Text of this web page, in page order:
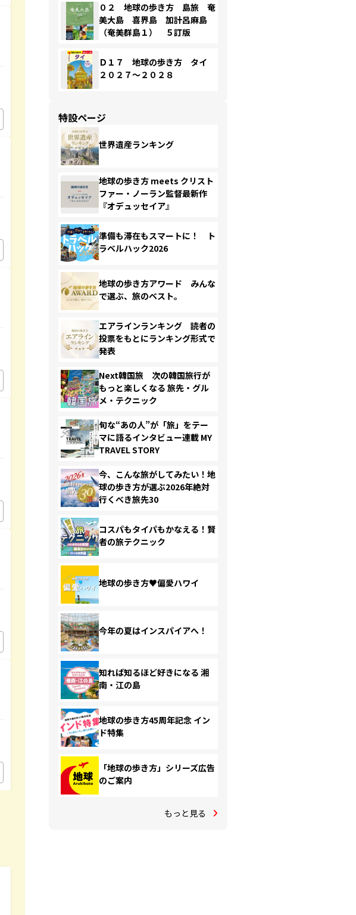
０２ 地球の歩き方 島旅 奄
美大島 喜界島 加計呂麻島
（奄美群島１） ５訂版
Ｄ１７ 地球の歩き方 タイ
２０２７～２０２８
特設ページ
世界遺産ランキング
地球の歩き方 meets クリスト
ファー・ノーラン監督最新作
『オデュッセイア』
準備も滞在もスマートに！ ト
ラベルハック2026
地球の歩き方アワード みんな
で選ぶ、旅のベスト。
エアラインランキング 読者の
投票をもとにランキング形式で
発表
Next韓国旅 次の韓国旅行が
もっと楽しくなる 旅先・グル
メ・テクニック
旬な“あの人”が「旅」をテー
マに語るインタビュー連載 MY
TRAVEL STORY
今、こんな旅がしてみたい！地
球の歩き方が選ぶ2026年絶対
行くべき旅先30
コスパもタイパもかなえる！賢
者の旅テクニック
地球の歩き方♥偏愛ハワイ
今年の夏はインスパイアへ！
知れば知るほど好きになる 湘
南・江の島
地球の歩き方45周年記念 イン
ド特集
「地球の歩き方」シリーズ広告
のご案内
もっと見る